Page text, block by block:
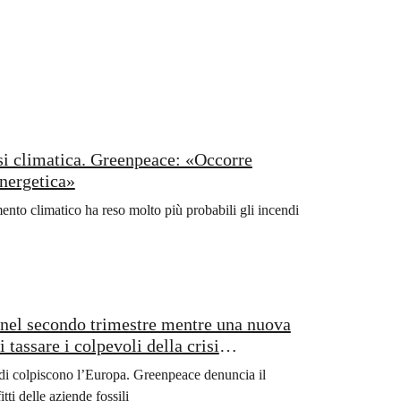
climatica. Greenpeace: «Occorre
climatico ha reso molto più probabili gli incendi
secondo trimestre mentre una nuova
tassare i colpevoli della crisi
colpiscono l’Europa. Greenpeace denuncia il
delle aziende fossili